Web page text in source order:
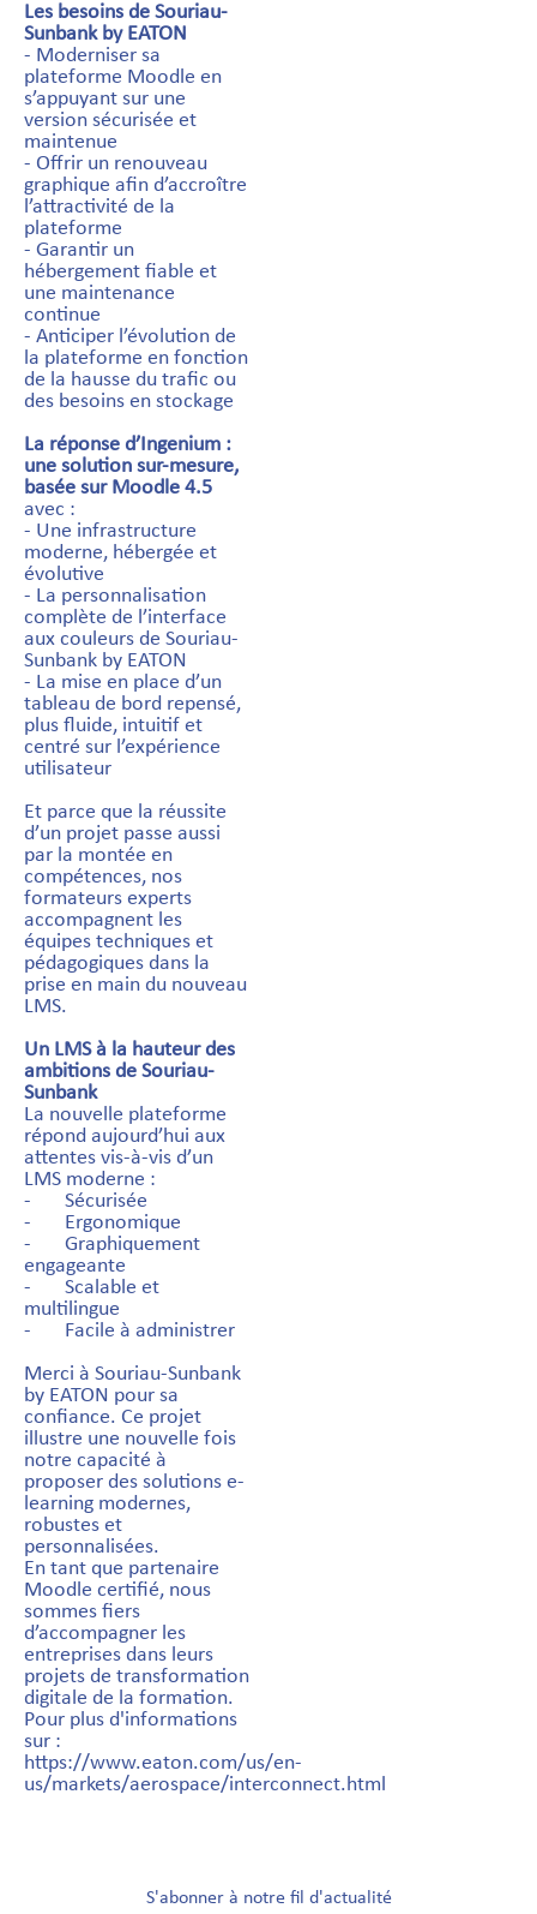
Les besoins de Souriau-
Sunbank by EATON
- Moderniser sa
plateforme Moodle en
s’appuyant sur une
version sécurisée et
maintenue
- Offrir un renouveau
graphique afin d’accroître
l’attractivité de la
plateforme
- Garantir un
hébergement fiable et
une maintenance
continue
- Anticiper l’évolution de
la plateforme en fonction
de la hausse du trafic ou
des besoins en stockage
La réponse d’Ingenium :
une solution sur-mesure,
basée sur Moodle 4.5
avec :
- Une infrastructure
moderne, hébergée et
évolutive
- La personnalisation
complète de l’interface
aux couleurs de Souriau-
Sunbank by EATON
- La mise en place d’un
tableau de bord repensé,
plus fluide, intuitif et
centré sur l’expérience
utilisateur
Et parce que la réussite
d’un projet passe aussi
par la montée en
compétences, nos
formateurs experts
accompagnent les
équipes techniques et
pédagogiques dans la
prise en main du nouveau
LMS.
Un LMS à la hauteur des
ambitions de Souriau-
Sunbank
La nouvelle plateforme
répond aujourd’hui aux
attentes vis-à-vis d’un
LMS moderne :
- Sécurisée
- Ergonomique
- Graphiquement
engageante
- Scalable et
multilingue
- Facile à administrer
Merci à Souriau-Sunbank
by EATON pour sa
confiance. Ce projet
illustre une nouvelle fois
notre capacité à
proposer des solutions e-
learning modernes,
robustes et
personnalisées.
En tant que partenaire
Moodle certifié, nous
sommes fiers
d’accompagner les
entreprises dans leurs
projets de transformation
digitale de la formation.
Pour plus d'informations
sur :
https://www.eaton.com/us/en-
us/markets/aerospace/interconnect.html
S'abonner à notre fil d'actualité